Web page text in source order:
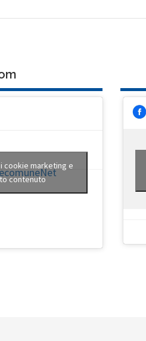
cookie marketing e
contenuto